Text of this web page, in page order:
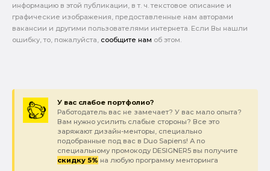
информацию в этой публикации, в т. ч. текстовое описание и
графические изображения, предоставленные нам авторами
вакансии и другими пользователями интернета. Если Вы нашли
ошибку, то, пожалуйста, сообщите нам об этом.
У вас слабое портфолио?
Работодатель вас не замечает? У вас мало опыта?
Вам нужно усилить слабые стороны? Все это
заряжают дизайн-менторы, специально
подобранные под вас в Duo Sapiens! А по
специальному промокоду DESIGNER5 вы получите
скидку 5% на любую программу менторинга